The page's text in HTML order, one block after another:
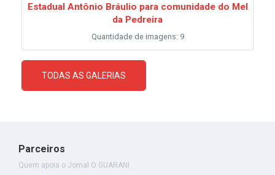
Estadual Antônio Bráulio para comunidade do Mel
da Pedreira
Quantidade de imagens: 9
TODAS AS GALERIAS
Parceiros
Quem apoia o Jornal O GUARANI